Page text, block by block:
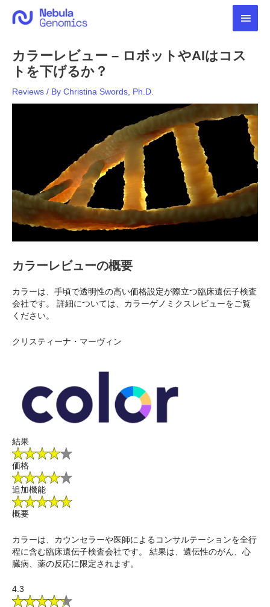
メ
ン
ニ
ュ
カラーレビュー – ロボットやAIはコス
トを下げるか？
Reviews / By Christina Swords, Ph.D.
カラーレビューの概要
カラーは、手頃で透明性の高い価格設定が際立つ臨床遺伝子検査
会社です。 詳細については、カラーゲノミクスレビューをご覧
ください。
クリスティーナ・マーヴィン
結果
価格
追加機能
概要
カラーは、カウンセラーや医師によるコンサルテーションを全行
程に含む臨床遺伝子検査会社です。 結果は、遺伝性のがん、心
臓病、薬の反応に限定されます。
4.3